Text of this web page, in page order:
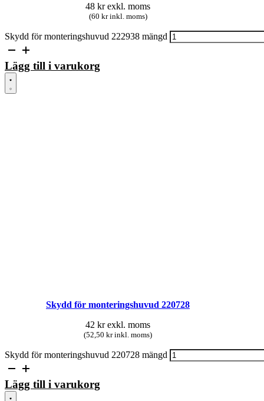
48 kr exkl. moms
(60 kr inkl. moms)
Skydd för monteringshuvud 222938 mängd
Lägg till i varukorg
Skydd för monteringshuvud 220728
42 kr exkl. moms
(52,50 kr inkl. moms)
Skydd för monteringshuvud 220728 mängd
Lägg till i varukorg